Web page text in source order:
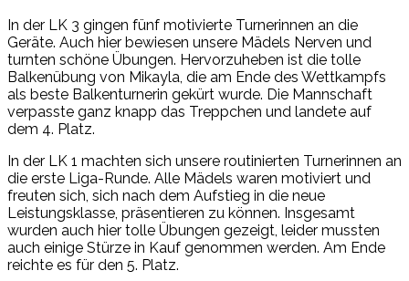
In der LK 3 gingen fünf motivierte Turnerinnen an die
Geräte. Auch hier bewiesen unsere Mädels Nerven und
turnten schöne Übungen. Hervorzuheben ist die tolle
Balkenübung von Mikayla, die am Ende des Wettkampfs
als beste Balkenturnerin gekürt wurde. Die Mannschaft
verpasste ganz knapp das Treppchen und landete auf
dem 4. Platz.
In der LK 1 machten sich unsere routinierten Turnerinnen an
die erste Liga-Runde. Alle Mädels waren motiviert und
freuten sich, sich nach dem Aufstieg in die neue
Leistungsklasse, präsentieren zu können. Insgesamt
wurden auch hier tolle Übungen gezeigt, leider mussten
auch einige Stürze in Kauf genommen werden. Am Ende
reichte es für den 5. Platz.